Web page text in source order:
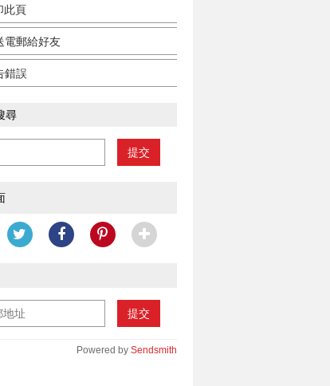
此頁
電郵給好友
錯誤
尋
提交
提交
Powered by Sendsmith